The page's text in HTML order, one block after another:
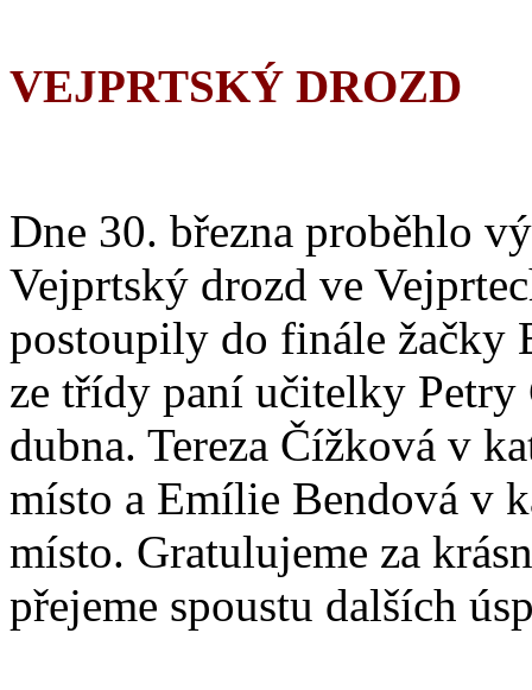
VEJPRTSKÝ DROZD
Dne 30. března proběhlo
Vejprtský drozd ve
postoupily do finále žačky
ze třídy paní učitelky
dubna. Tereza Čížková v
místo a Emílie Bendová v
místo. Gratulujeme za
přejeme spoustu dalších